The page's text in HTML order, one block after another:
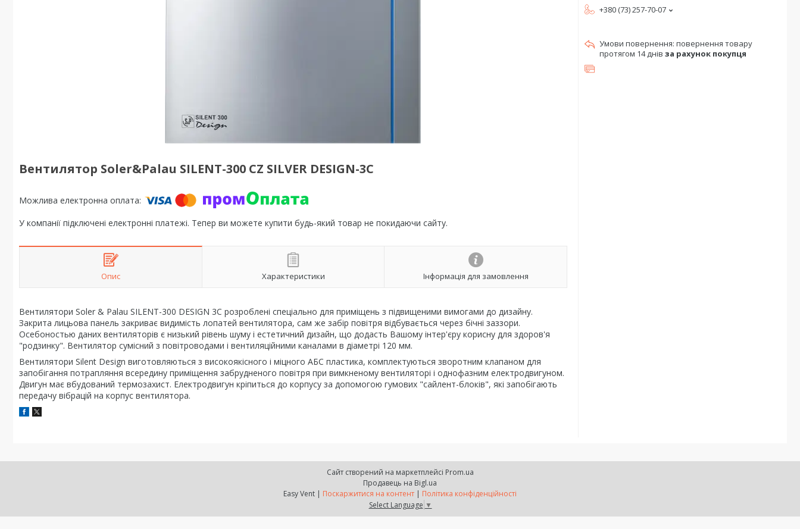
Вентилятор Soler&Palau SILENT-300 CZ SILVER DESIGN-3C
У компанії підключені електронні платежі. Тепер ви можете купити будь-який товар не покидаючи сайту.
Опис Характеристики Інформація для замовлення
Вентилятори Soler & Palau SILENT-300 DESIGN 3C розроблені спеціально для приміщень з підвищеними вимогами до дизайну.
Закрита лицьова панель закриває видимість лопатей вентилятора, сам же забір повітря відбувається через бічні заззори.
Осебоностью даних вентиляторів є низький рівень шуму і естетичний дизайн, що додасть Вашому інтер'єру корисну для здоров'я
"родзинку". Вентилятор сумісний з повітроводами і вентиляційними каналами в діаметрі 120 мм.
Вентилятори Silent Design виготовляються з високоякісного і міцного АБС пластика, комплектуються зворотним клапаном для
запобігання потрапляння всередину приміщення забрудненого повітря при вимкненому вентиляторі і однофазним електродвигуном.
Двигун має вбудований термозахист. Електродвигун кріпиться до корпусу за допомогою гумових "сайлент-блоків", які запобігають
передачу вібрацій на корпус вентилятора.
+380 (73) 257-70-07
повернення товару
протягом 14 днів за рахунок покупця
Сайт створений на маркетплейсі Prom.ua
Продавець на Bigl.ua
Easy Vent | Поскаржитися на контент | Політика конфіденційності
Select Language ▼